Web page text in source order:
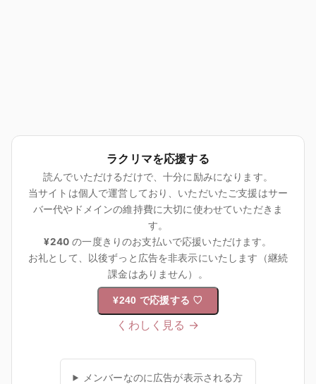
ラクリマを応援する
読んでいただけるだけで、十分に励みになります。
当サイトは個人で運営しており、いただいたご支援はサー
バー代やドメインの維持費に大切に使わせていただきま
す。
¥240 の一度きりのお支払いで応援いただけます。
お礼として、以後ずっと広告を非表示にいたします（継続
課金はありません）。
¥240 で応援する ♡
くわしく見る →
メンバーなのに広告が表示される方